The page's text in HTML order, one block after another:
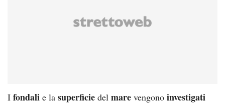
I fondali e la superficie del mare vengono investigati